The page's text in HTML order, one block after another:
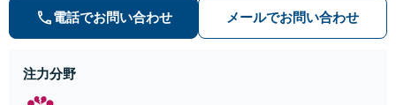
の種類を問わず相談可。可能な限り
早期対応で駆けつけサポート【労
電話でお問い合わせ メールでお問い合わせ
注力分野